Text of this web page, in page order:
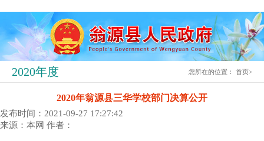
2020年度 您所在的位置：首页>
2020年翁源县三华学校部门决算公开
发布时间：2021-09-27 17:27:42
来源：本网 作者：